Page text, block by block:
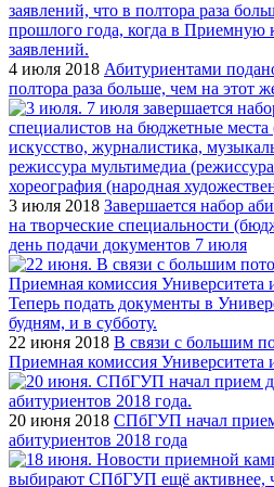
4 июля 2018 Абитуриентами
полтора раза больше, чем на этот
3 июля 2018 Завершается набор
на творческие специальности
день подачи документов 7 июля
22 июня 2018 В связи с большим
Приемная комиссия Университета
20 июня 2018 СПбГУП начал
абитуриентов 2018 года